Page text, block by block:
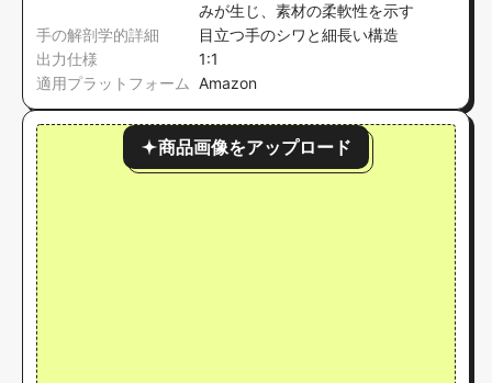
みが生じ、素材の柔軟性を示す
手の解剖学的詳細
目立つ手のシワと細長い構造
出力仕様
1:1
適用プラットフォーム Amazon
商品画像をアップロード